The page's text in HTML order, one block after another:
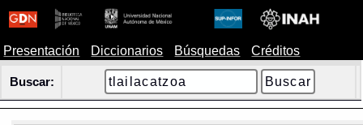
Presentación Diccionarios Búsquedas Créditos
Buscar: